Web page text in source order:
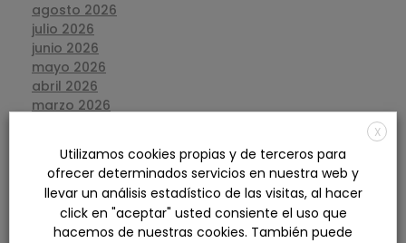
agosto 2026
julio 2026
junio 2026
mayo 2026
abril 2026
marzo 2026
diciembre 2025
noviembre 2025
octubre 2025
septiembre 2025
agosto 2025
X
Utilizamos cookies propias y de terceros para
ofrecer determinados servicios en nuestra web y
llevar un análisis estadístico de las visitas, al hacer
click en "aceptar" usted consiente el uso que
hacemos de nuestras cookies. También puede